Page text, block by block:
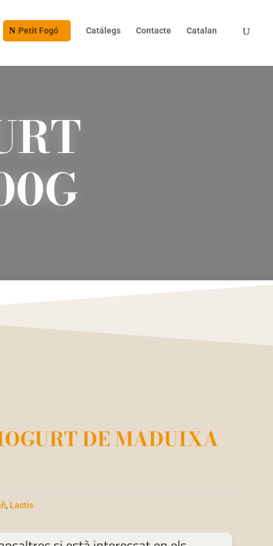
Petit Fogó Catálegs Contacte Catalan
DE MADUIXA
, Lactis